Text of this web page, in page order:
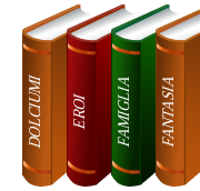
DOLCIUMI EROI FAMIGLIA FANTASIA